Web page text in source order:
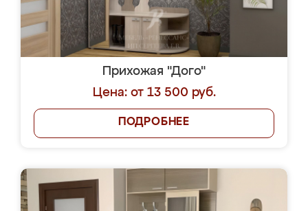
Прихожая "Дого"
Цена: от 13 500 руб.
ПОДРОБНЕЕ